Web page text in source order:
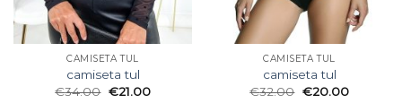
CAMISETA TUL
camiseta tul
€34.00 €21.00
CAMISETA TUL
camiseta tul
€32.00 €20.00